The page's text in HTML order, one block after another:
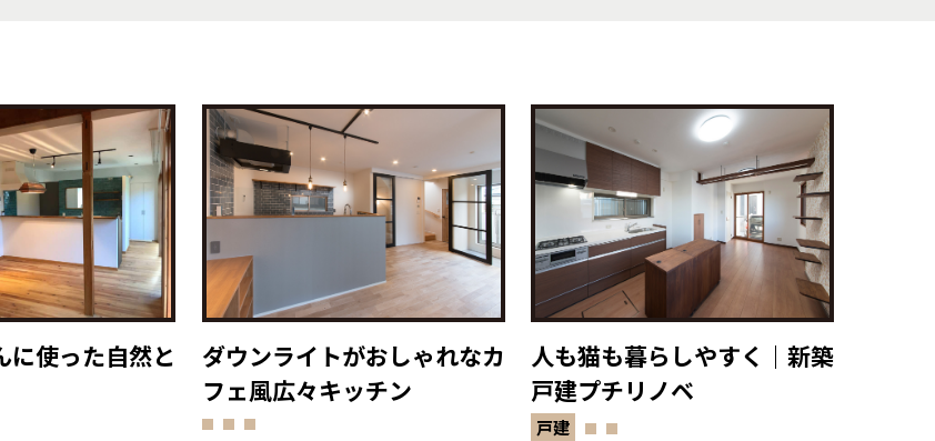
に使った自然と
ダウンライトがおしゃれなカ
フェ風広々キッチン
人も猫も暮らしやすく｜新築
戸建プチリノベ
戸建